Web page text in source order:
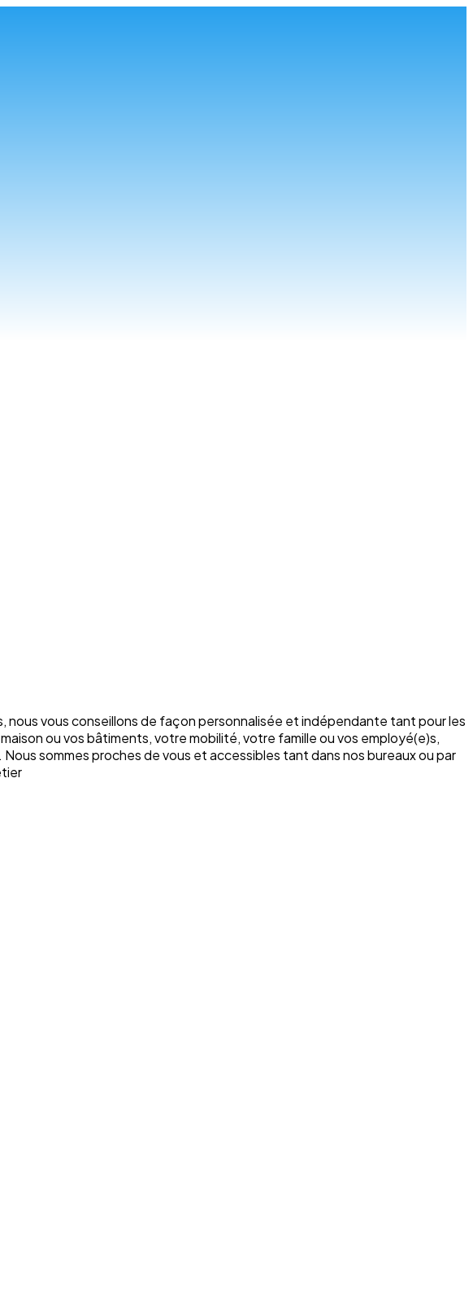
nous vous conseillons de façon personnalisée et indépendante tant pour les
ou vos bâtiments, votre mobilité, votre famille ou vos employé(e)s,
sommes proches de vous et accessibles tant dans nos bureaux ou par